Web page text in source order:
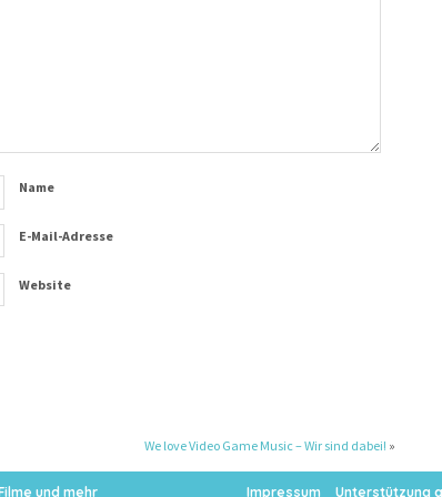
Name
E-Mail-Adresse
Website
We love Video Game Music – Wir sind dabei! »
und mehr Impressum Unterstützung